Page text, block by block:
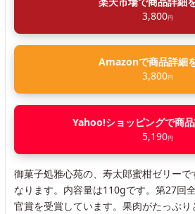
3,800円
Amazonで商品詳細
3,800円
Yahoo!ショッピングで商
5,190円
御菓子処雅心苑の、寿太郎蜜柑ゼリー
なります。内容量は110gです。第27回
官賞を受賞しています。果肉がたっぷ